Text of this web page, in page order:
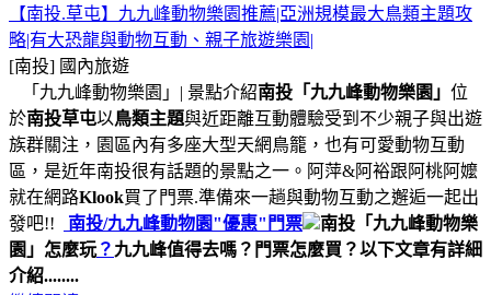
【南投.草屯】九九峰動物樂園推薦|亞洲規模最大鳥類主題攻
略|有大恐龍與動物互動、親子旅遊樂園|
[南投] 國內旅遊
「九九峰動物樂園」| 景點介紹南投「九九峰動物樂園」 位
於南投草屯以鳥類主題與近距離互動體驗受到不少親子與出遊
族群關注，園區內有多座大型天網鳥籠，也有可愛動物互動
區，是近年南投很有話題的景點之一。阿萍&阿裕跟阿桃阿嬤
就在網路Klook買了門票.準備來一趟與動物互動之邂逅一起出
發吧!!
南投/九九峰動物園"優惠"門票
南投「九九峰動物樂
園」怎麼玩？ 九九峰值得去嗎？門票怎麼買？以下文章有詳細
介紹........